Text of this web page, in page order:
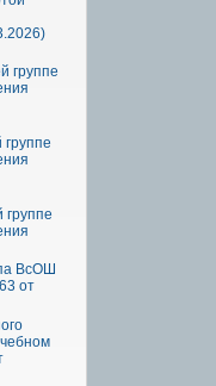
группе
группе
ВсОШ
от